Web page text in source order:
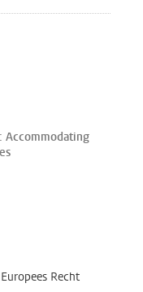
Accommodating
Recht